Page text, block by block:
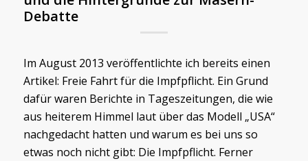
Debatte
Im August 2013 veröffentlichte ich bereits einen
Artikel: Freie Fahrt für die Impfpflicht. Ein Grund
dafür waren Berichte in Tageszeitungen, die wie
aus heiterem Himmel laut über das Modell „USA“
nachgedacht hatten und warum es bei uns so
etwas noch nicht gibt: Die Impfpflicht. Ferner